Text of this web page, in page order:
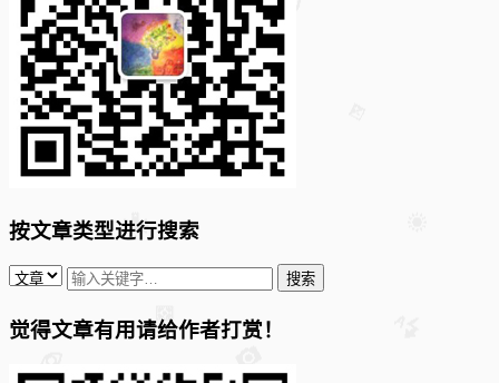
按文章类型进行搜索
觉得文章有用请给作者打赏！